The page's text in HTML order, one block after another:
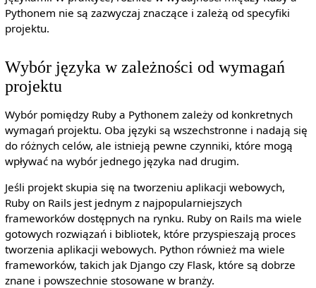
Pythonem nie są zazwyczaj znaczące i zależą od specyfiki
projektu.
Wybór języka w zależności od wymagań
projektu
Wybór pomiędzy Ruby a Pythonem zależy od konkretnych
wymagań projektu. Oba języki są wszechstronne i nadają się
do różnych celów, ale istnieją pewne czynniki, które mogą
wpływać na wybór jednego języka nad drugim.
Jeśli projekt skupia się na tworzeniu aplikacji webowych,
Ruby on Rails jest jednym z najpopularniejszych
frameworków dostępnych na rynku. Ruby on Rails ma wiele
gotowych rozwiązań i bibliotek, które przyspieszają proces
tworzenia aplikacji webowych. Python również ma wiele
frameworków, takich jak Django czy Flask, które są dobrze
znane i powszechnie stosowane w branży.